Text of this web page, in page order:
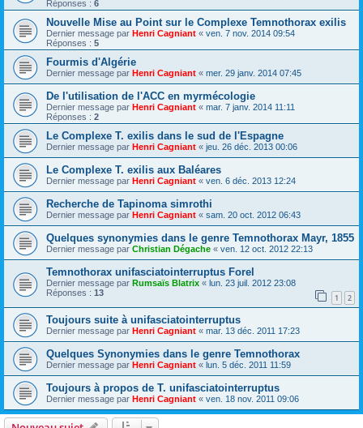
Réponses : 6
Nouvelle Mise au Point sur le Complexe Temnothorax exilis
Dernier message par Henri Cagniant « ven. 7 nov. 2014 09:54
Réponses : 5
Fourmis d'Algérie
Dernier message par Henri Cagniant « mer. 29 janv. 2014 07:45
De l'utilisation de l'ACC en myrmécologie
Dernier message par Henri Cagniant « mar. 7 janv. 2014 11:11
Réponses : 2
Le Complexe T. exilis dans le sud de l'Espagne
Dernier message par Henri Cagniant « jeu. 26 déc. 2013 00:06
Le Complexe T. exilis aux Baléares
Dernier message par Henri Cagniant « ven. 6 déc. 2013 12:24
Recherche de Tapinoma simrothi
Dernier message par Henri Cagniant « sam. 20 oct. 2012 06:43
Quelques synonymies dans le genre Temnothorax Mayr, 1855
Dernier message par Christian Dégache « ven. 12 oct. 2012 22:13
Temnothorax unifasciatointerruptus Forel
Dernier message par Rumsaïs Blatrix « lun. 23 juil. 2012 23:08
Réponses : 13 1 2
Toujours suite à unifasciatointerruptus
Dernier message par Henri Cagniant « mar. 13 déc. 2011 17:23
Quelques Synonymies dans le genre Temnothorax
Dernier message par Henri Cagniant « lun. 5 déc. 2011 11:59
Toujours à propos de T. unifasciatointerruptus
Dernier message par Henri Cagniant « ven. 18 nov. 2011 09:06